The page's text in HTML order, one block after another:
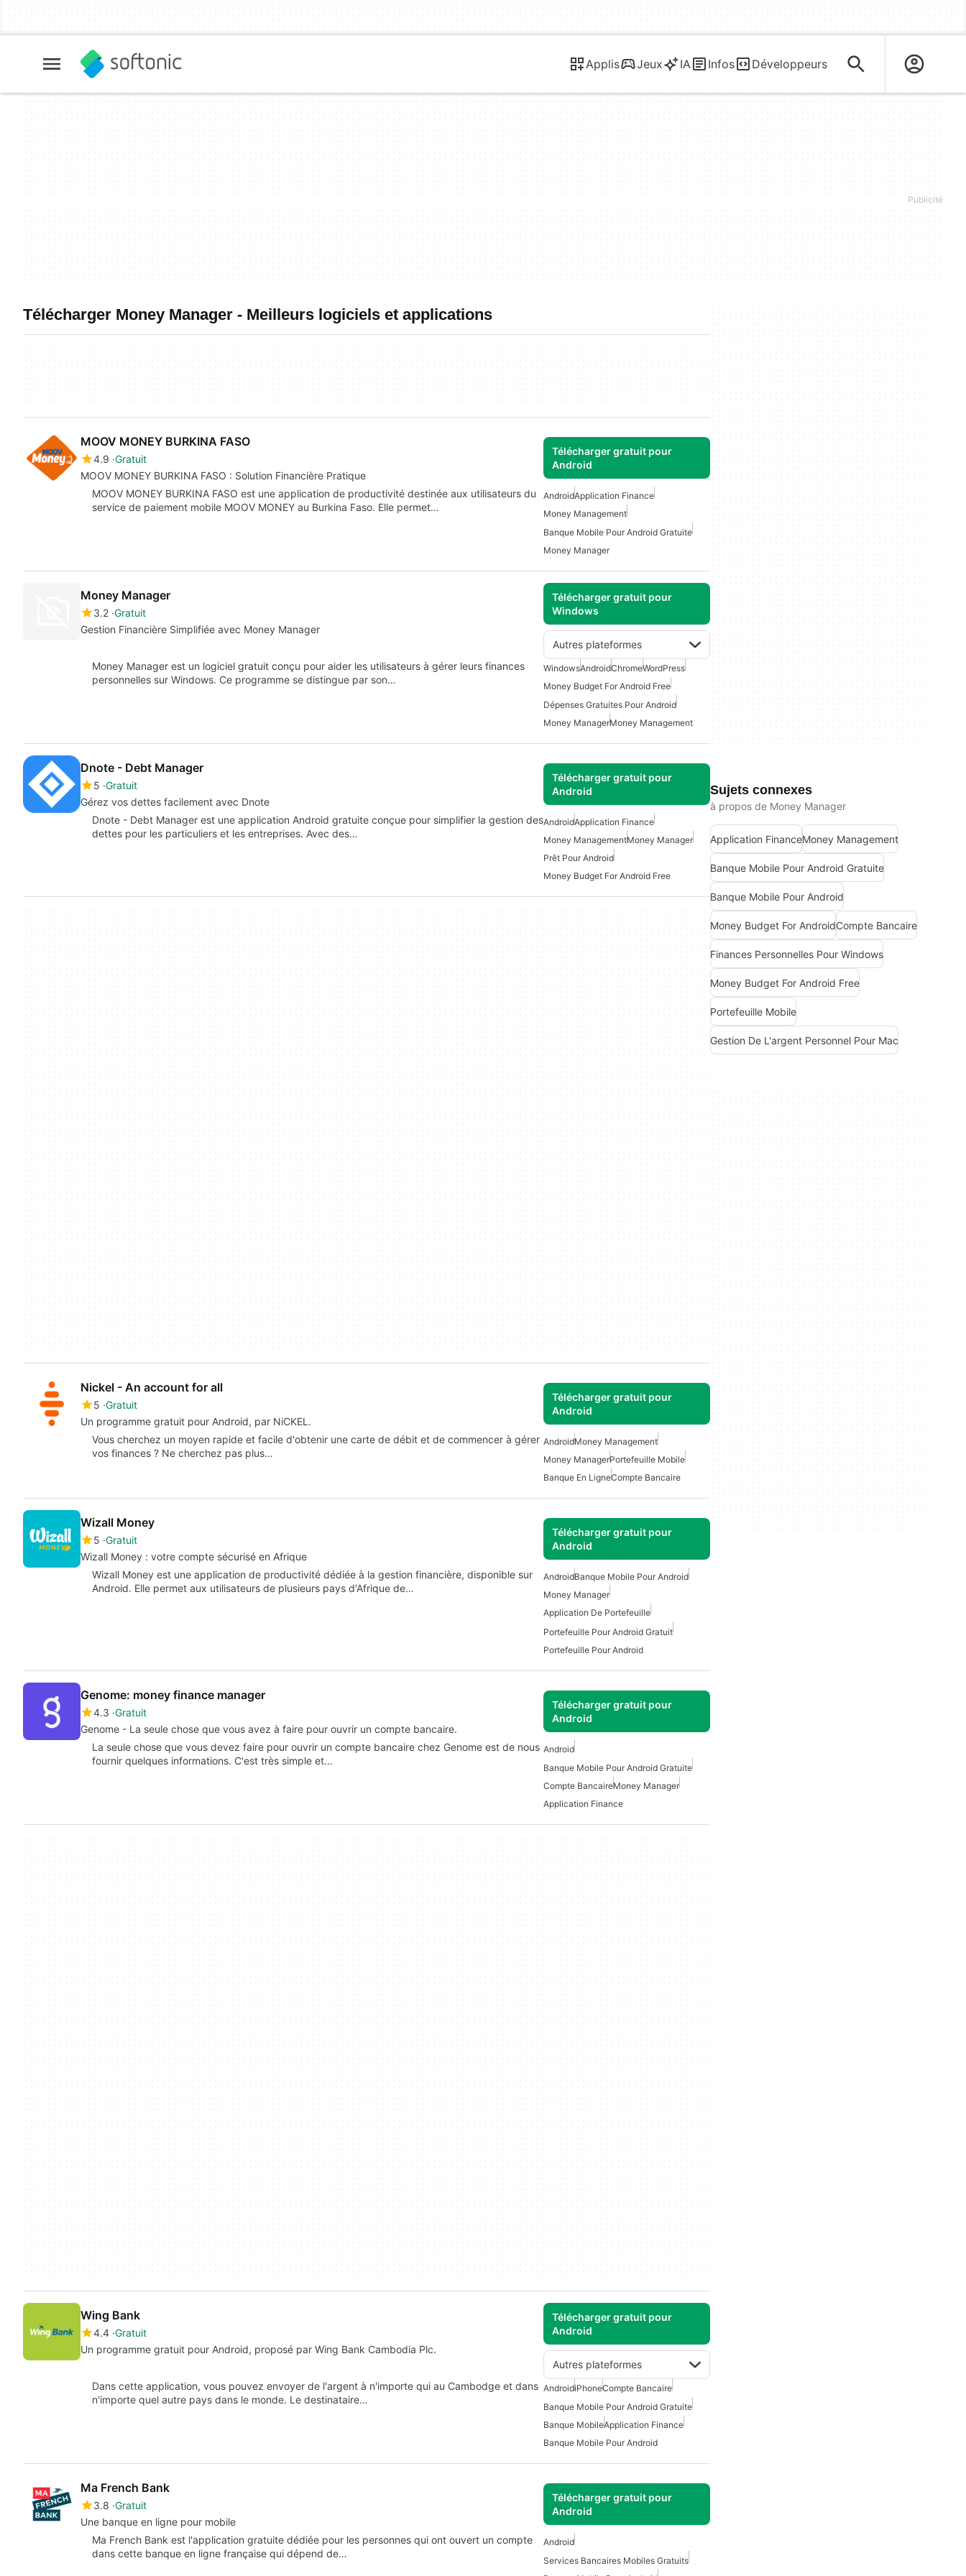
Applis Jeux IA Infos Développeurs
Télécharger Money Manager - Meilleurs logiciels et applications
MOOV MONEY BURKINA FASO
4.9 Gratuit
MOOV MONEY BURKINA FASO : Solution Financière Pratique
Télécharger gratuit pour
Android
MOOV MONEY BURKINA FASO est une application de productivité destinée aux utilisateurs du
service de paiement mobile MOOV MONEY au Burkina Faso. Elle permet…
AndroidApplication Finance
Money Management
Banque Mobile Pour Android Gratuite
Money Manager
Money Manager
3.2 Gratuit
Gestion Financière Simplifiée avec Money Manager
Télécharger gratuit pour
Windows
Autres plateformes
Money Manager est un logiciel gratuit conçu pour aider les utilisateurs à gérer leurs finances
personnelles sur Windows. Ce programme se distingue par son…
WindowsAndroidChromeWordPress
Money Budget For Android Free
Dépenses Gratuites Pour Android
Money ManagerMoney Management
Dnote - Debt Manager
5 Gratuit
Gérez vos dettes facilement avec Dnote
Télécharger gratuit pour
Android
Dnote - Debt Manager est une application Android gratuite conçue pour simplifier la gestion des
dettes pour les particuliers et les entreprises. Avec des…
AndroidApplication Finance
Money ManagementMoney Manager
Prêt Pour Android
Money Budget For Android Free
Nickel - An account for all
5 Gratuit
Un programme gratuit pour Android, par NiCKEL.
Télécharger gratuit pour
Android
Vous cherchez un moyen rapide et facile d'obtenir une carte de débit et de commencer à gérer
vos finances ? Ne cherchez pas plus…
AndroidMoney Management
Money ManagerPortefeuille Mobile
Banque En LigneCompte Bancaire
Wizall Money
5 Gratuit
Wizall Money : votre compte sécurisé en Afrique
Télécharger gratuit pour
Android
Wizall Money est une application de productivité dédiée à la gestion financière, disponible sur
Android. Elle permet aux utilisateurs de plusieurs pays d'Afrique de…
AndroidBanque Mobile Pour Android
Money Manager
Application De Portefeuille
Portefeuille Pour Android Gratuit
Portefeuille Pour Android
Genome: money finance manager
4.3 Gratuit
Genome - La seule chose que vous avez à faire pour ouvrir un compte bancaire.
Télécharger gratuit pour
Android
La seule chose que vous devez faire pour ouvrir un compte bancaire chez Genome est de nous
fournir quelques informations. C'est très simple et…
Android
Banque Mobile Pour Android Gratuite
Compte BancaireMoney Manager
Application Finance
Wing Bank
4.4 Gratuit
Un programme gratuit pour Android, proposé par Wing Bank Cambodia Plc.
Télécharger gratuit pour
Android
Autres plateformes
Dans cette application, vous pouvez envoyer de l'argent à n'importe qui au Cambodge et dans
n'importe quel autre pays dans le monde. Le destinataire…
AndroidiPhoneCompte Bancaire
Banque Mobile Pour Android Gratuite
Banque MobileApplication Finance
Banque Mobile Pour Android
Ma French Bank
3.8 Gratuit
Une banque en ligne pour mobile
Télécharger gratuit pour
Android
Ma French Bank est l'application gratuite dédiée pour les personnes qui ont ouvert un compte
dans cette banque en ligne française qui dépend de…
Android
Services Bancaires Mobiles Gratuits
Sujets connexes
à propos de Money Manager
Application FinanceMoney Management
Banque Mobile Pour Android Gratuite
Banque Mobile Pour Android
Money Budget For AndroidCompte Bancaire
Finances Personnelles Pour Windows
Money Budget For Android Free
Portefeuille Mobile
Gestion De L'argent Personnel Pour Mac